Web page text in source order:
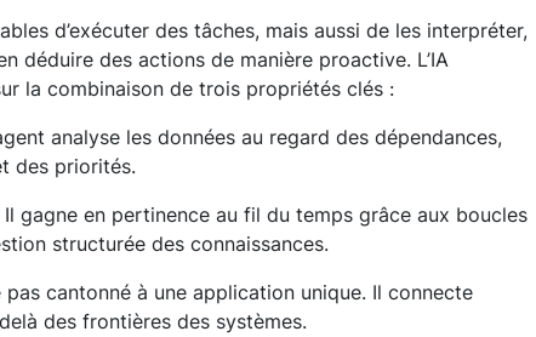
d’exécuter des tâches, mais aussi de les interpréter,
déduire des actions de manière proactive. L’IA
la combinaison de trois propriétés clés :
analyse les données au regard des dépendances,
des priorités.
Il gagne en pertinence au fil du temps grâce aux boucles
structurée des connaissances.
pas cantonné à une application unique. Il connecte
des frontières des systèmes.